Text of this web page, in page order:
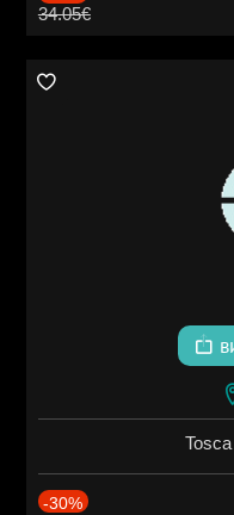
34.05€
-30%